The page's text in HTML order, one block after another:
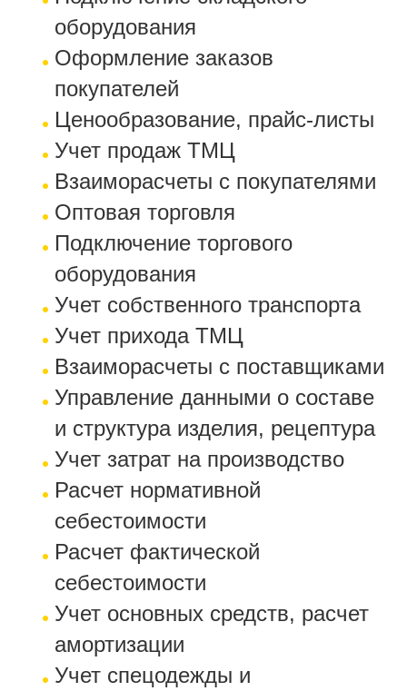
оборудования
Оформление заказов
покупателей
Ценообразование, прайс-листы
Учет продаж ТМЦ
Взаиморасчеты с покупателями
Оптовая торговля
Подключение торгового
оборудования
Учет собственного транспорта
Учет прихода ТМЦ
Взаиморасчеты с поставщиками
Управление данными о составе
и структура изделия, рецептура
Учет затрат на производство
Расчет нормативной
себестоимости
Расчет фактической
себестоимости
Учет основных средств, расчет
амортизации
Учет спецодежды и